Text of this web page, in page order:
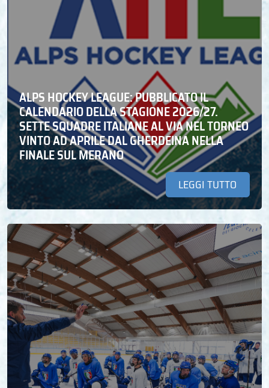
ALPS HOCKEY LEAGUE: PUBBLICATO IL
CALENDARIO DELLA STAGIONE 2026/27.
SETTE SQUADRE ITALIANE AL VIA NEL TORNEO
VINTO AD APRILE DAL GHERDEINA NELLA
FINALE SUL MERANO
LEGGI TUTTO